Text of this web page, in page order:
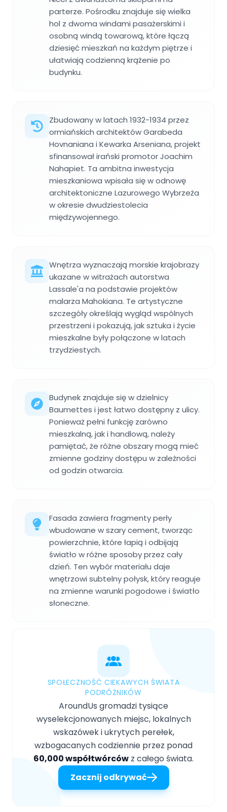
parterze. Pośrodku znajduje się wielka
hol z dwoma windami pasażerskimi i
osobną windą towarową, które łączą
dziesięć mieszkań na każdym piętrze i
ułatwiają codzienną krążenie po
budynku.
Zbudowany w latach 1932-1934 przez
ormiańskich architektów Garabeda
Hovnaniana i Kewarka Arseniana, projekt
sfinansował irański promotor Joachim
Nahapiet. Ta ambitna inwestycja
mieszkaniowa wpisała się w odnowę
architektoniczne Lazurowego Wybrzeża
w okresie dwudziestolecia
międzywojennego.
Wnętrza wyznaczają morskie krajobrazy
ukazane w witrażach autorstwa
Lassale'a na podstawie projektów
malarza Mahokiana. Te artystyczne
szczegóły określają wygląd wspólnych
przestrzeni i pokazują, jak sztuka i życie
mieszkalne były połączone w latach
trzydziestych.
Budynek znajduje się w dzielnicy
Baumettes i jest łatwo dostępny z ulicy.
Ponieważ pełni funkcję zarówno
mieszkalną, jak i handlową, należy
pamiętać, że różne obszary mogą mieć
zmienne godziny dostępu w zależności
od godzin otwarcia.
Fasada zawiera fragmenty perły
wbudowane w szary cement, tworząc
powierzchnie, które łapią i odbijają
światło w różne sposoby przez cały
dzień. Ten wybór materiału daje
wnętrzowi subtelny połysk, który reaguje
na zmienne warunki pogodowe i światło
słoneczne.
SPOŁECZNOŚĆ CIEKAWYCH ŚWIATA
PODRÓŻNIKÓW
AroundUs gromadzi tysiące
wyselekcjonowanych miejsc, lokalnych
wskazówek i ukrytych perełek,
wzbogacanych codziennie przez ponad
60,000 współtwórców z całego świata.
Zacznij odkrywać